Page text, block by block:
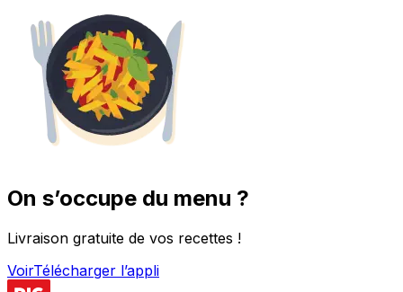
On s’occupe du menu ?
Livraison gratuite de vos recettes !
VoirTélécharger l’appli